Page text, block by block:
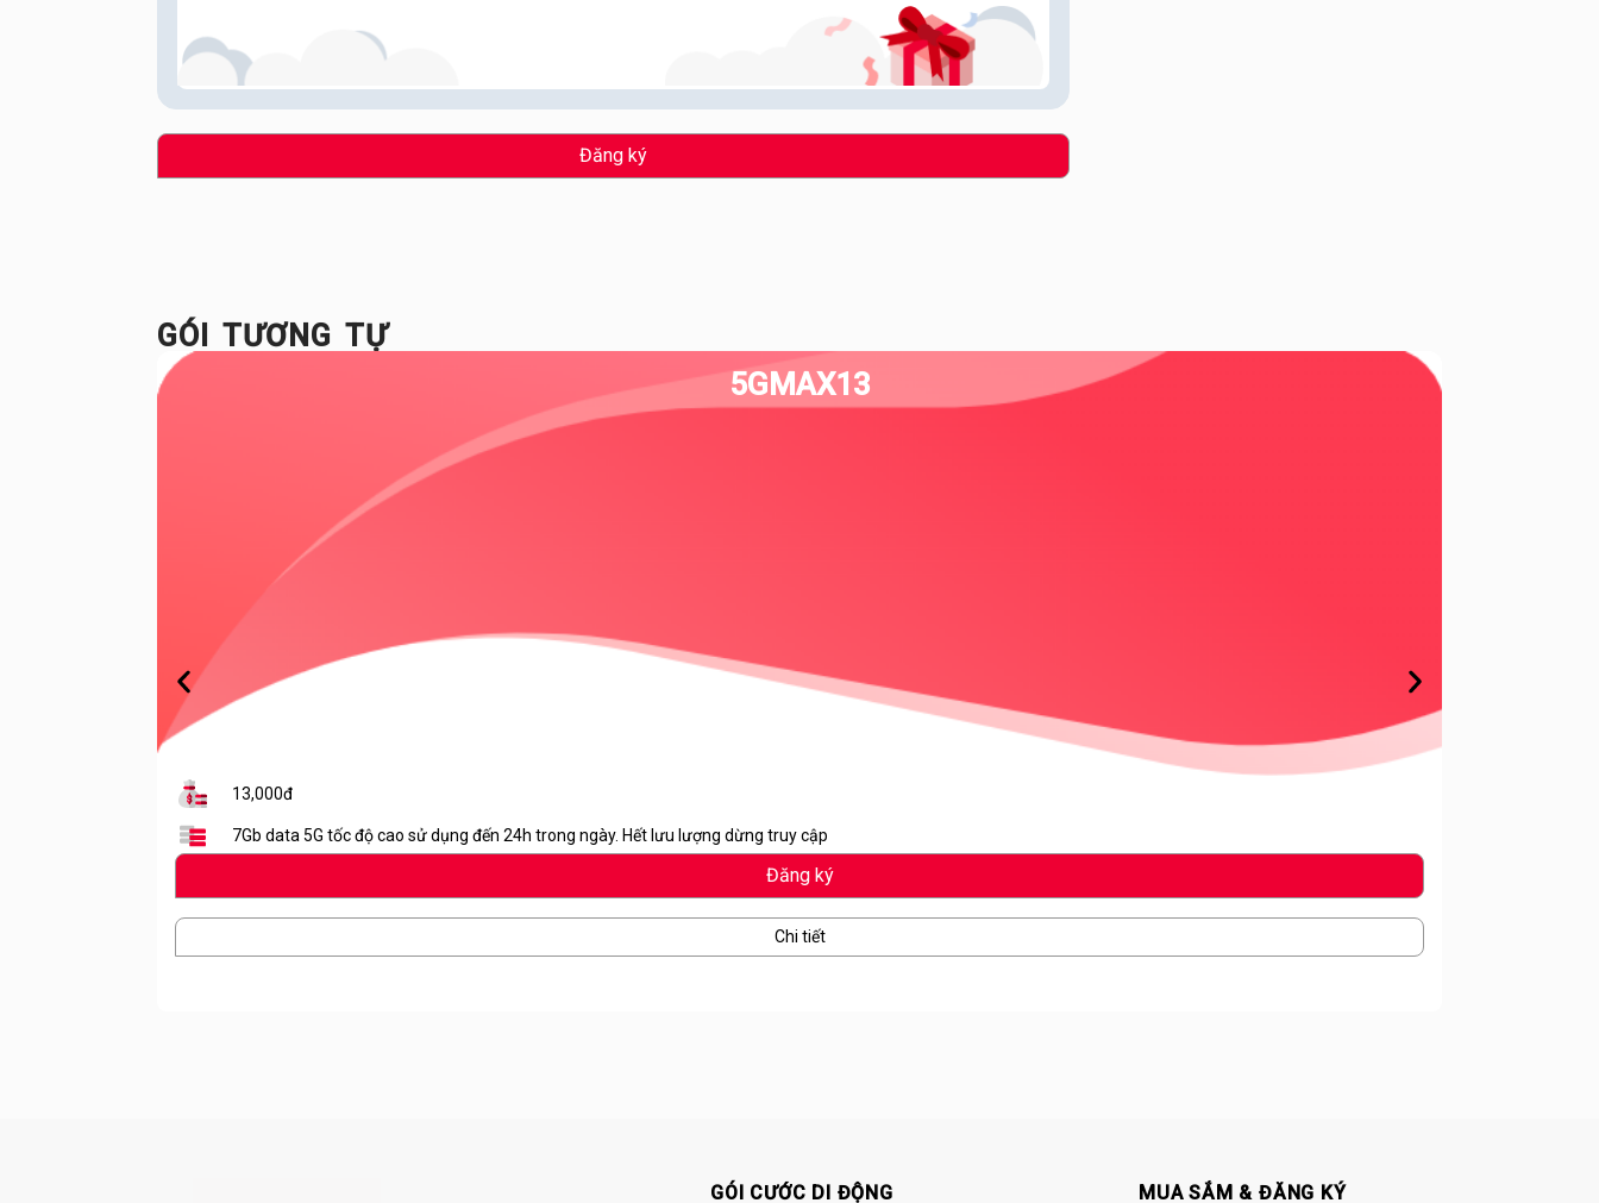
Đăng ký
GÓI TƯƠNG TỰ
5GMAX13
13,000đ
7Gb data 5G tốc độ cao sử dụng đến 24h trong ngày. Hết lưu lượng dừng truy cập
Đăng ký
Chi tiết
GÓI CƯỚC DI ĐỘNG MUA SẮM & ĐĂNG KÝ